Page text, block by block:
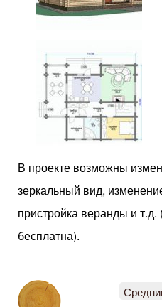
В проекте возможны
зеркальный вид,
пристройка веранды и т.д.
бесплатна).